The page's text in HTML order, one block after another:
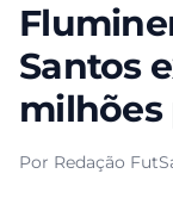
Santos
Por Redação